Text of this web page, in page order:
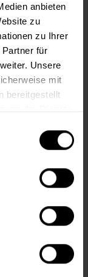
anbieten
zu
zu Ihrer
für
Unsere
mit
bereitgestellt